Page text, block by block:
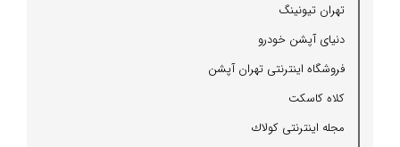
تهران تیونینگ
دنیای آپشن خودرو
فروشگاه اینترنتی تهران آپشن
كلاه كاسكت
مجله اینترنتی كولاك